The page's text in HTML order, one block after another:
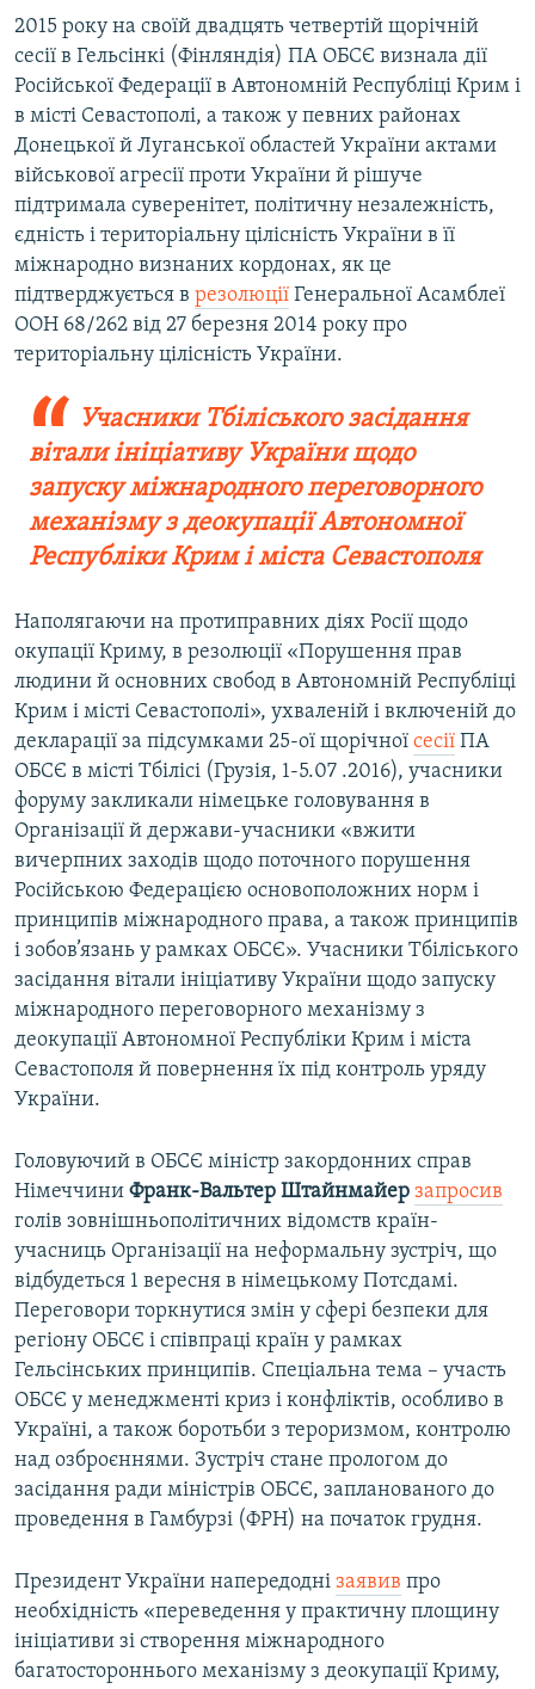
2015 року на своїй двадцять четвертій щорічній
сесії в Гельсінкі (Фінляндія) ПА ОБСЄ визнала дії
Російської Федерації в Автономній Республіці Крим і
в місті Севастополі, а також у певних районах
Донецької й Луганської областей України актами
військової агресії проти України й рішуче
підтримала суверенітет, політичну незалежність,
єдність і територіальну цілісність України в її
міжнародно визнаних кордонах, як це
підтверджується в резолюції Генеральної Асамблеї
ООН 68/262 від 27 березня 2014 року про
територіальну цілісність України.
Учасники Тбіліського засідання
вітали ініціативу України щодо
запуску міжнародного переговорного
механізму з деокупації Автономної
Республіки Крим і міста Севастополя
Наполягаючи на протиправних діях Росії щодо
окупації Криму, в резолюції «Порушення прав
людини й основних свобод в Автономній Республіці
Крим і місті Севастополі», ухваленій і включеній до
декларації за підсумками 25-ої щорічної сесії ПА
ОБСЄ в місті Тбілісі (Грузія, 1-5.07 .2016), учасники
форуму закликали німецьке головування в
Організації й держави-учасники «вжити
вичерпних заходів щодо поточного порушення
Російською Федерацією основоположних норм і
принципів міжнародного права, а також принципів
і зобов’язань у рамках ОБСЄ». Учасники Тбіліського
засідання вітали ініціативу України щодо запуску
міжнародного переговорного механізму з
деокупації Автономної Республіки Крим і міста
Севастополя й повернення їх під контроль уряду
України.
Головуючий в ОБСЄ міністр закордонних справ
Німеччини Франк-Вальтер Штайнмайер запросив
голів зовнішньополітичних відомств країн-
учасниць Організації на неформальну зустріч, що
відбудеться 1 вересня в німецькому Потсдамі.
Переговори торкнутися змін у сфері безпеки для
регіону ОБСЄ і співпраці країн у рамках
Гельсінських принципів. Спеціальна тема – участь
ОБСЄ у менеджменті криз і конфліктів, особливо в
Україні, а також боротьби з тероризмом, контролю
над озброєннями. Зустріч стане прологом до
засідання ради міністрів ОБСЄ, запланованого до
проведення в Гамбурзі (ФРН) на початок грудня.
Президент України напередодні заявив про
необхідність «переведення у практичну площину
ініціативи зі створення міжнародного
багатостороннього механізму з деокупації Криму,